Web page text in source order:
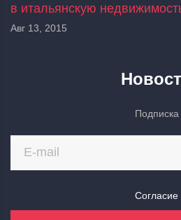
в итальянскую
Авг 13, 2015
Подписка
Согласие